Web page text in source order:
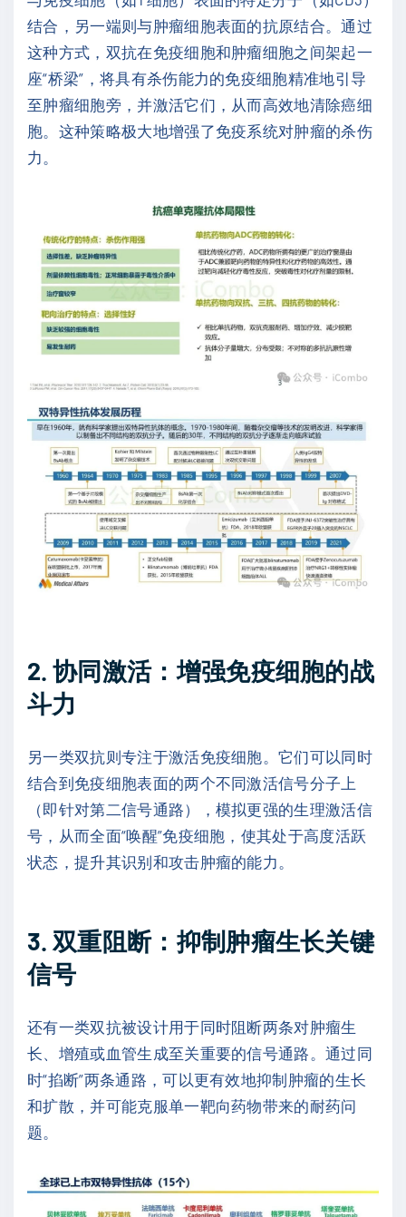
结合，另一端则与肿瘤细胞表面的抗原结合。通过
这种方式，双抗在免疫细胞和肿瘤细胞之间架起一
座“桥梁”，将具有杀伤能力的免疫细胞精准地引导
至肿瘤细胞旁，并激活它们，从而高效地清除癌细
胞。这种策略极大地增强了免疫系统对肿瘤的杀伤
力。
2. 协同激活：增强免疫细胞的战
斗力
另一类双抗则专注于激活免疫细胞。它们可以同时
结合到免疫细胞表面的两个不同激活信号分子上
（即针对第二信号通路），模拟更强的生理激活信
号，从而全面“唤醒”免疫细胞，使其处于高度活跃
状态，提升其识别和攻击肿瘤的能力。
3. 双重阻断：抑制肿瘤生长关键
信号
还有一类双抗被设计用于同时阻断两条对肿瘤生
长、增殖或血管生成至关重要的信号通路。通过同
时“掐断”两条通路，可以更有效地抑制肿瘤的生长
和扩散，并可能克服单一靶向药物带来的耐药问
题。